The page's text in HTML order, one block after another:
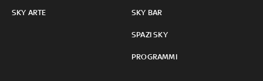
SKY ARTE SKY BAR
SPAZI SKY
PROGRAMMI